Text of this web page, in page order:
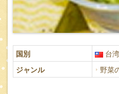
国別
台湾
ジャンル
野菜